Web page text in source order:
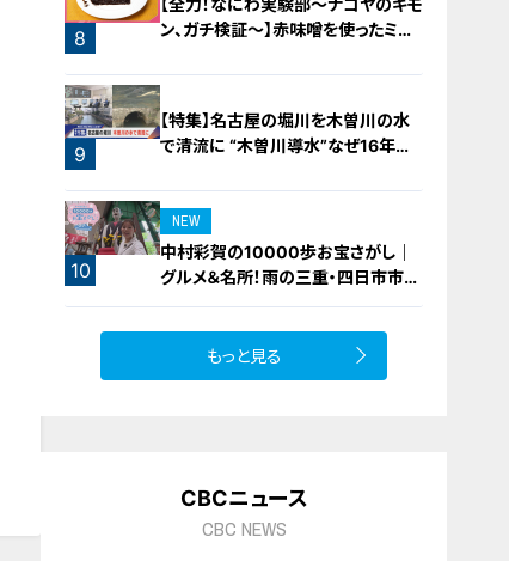
8
ン、ガチ検証～】赤味噌を使ったミル
9
【特集】名古屋の堀川を木曽川の水
で清流に “木曽川導水”なぜ16年ぶ
10
NEW
中村彩賀の10000歩お宝さがし｜
グルメ＆名所！雨の三重・四日市市で
お宝探し【チャント！特集】
もっと見る
CBCニュース
CBC NEWS